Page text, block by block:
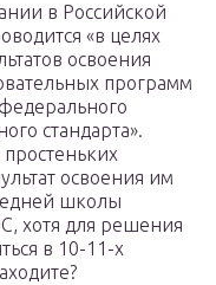
в Российской
«в целях
освоения
программ
стандарта».
освоения им
школы
хотя для решения
в 10-11-х